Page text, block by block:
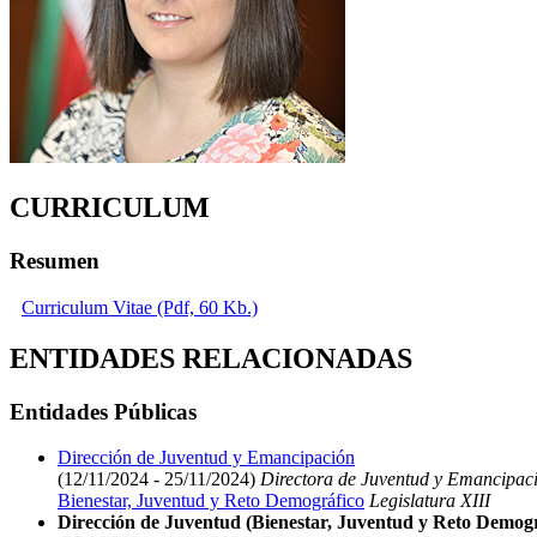
CURRICULUM
Resumen
Curriculum Vitae (Pdf, 60 Kb.)
ENTIDADES RELACIONADAS
Entidades Públicas
Dirección de Juventud y Emancipación
(12/11/2024 - 25/11/2024) Directora de Juventud y
Bienestar, Juventud y Reto Demográfico Legislatura XIII
Dirección de Juventud (Bienestar, Juventud y Reto